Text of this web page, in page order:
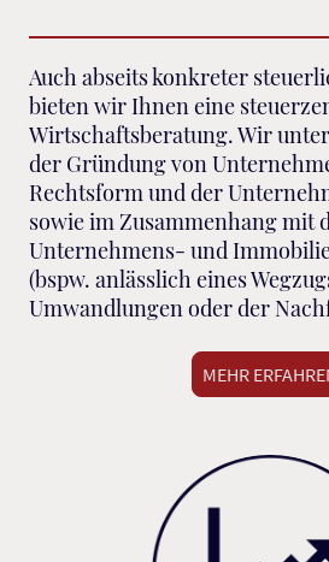
Auch abseits konkreter
bieten wir Ihnen eine
Wirtschaftsberatung. Wir
der Gründung von
Rechtsform und der
sowie im Zusammenhang mit
Unternehmens- und
(bspw. anlässlich eines
Umwandlungen oder der
MEHR